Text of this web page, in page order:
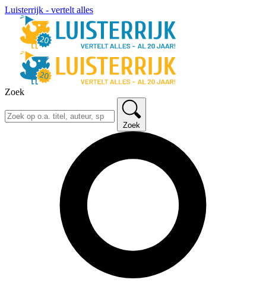
Luisterrijk - vertelt alles
Zoek
Zoek